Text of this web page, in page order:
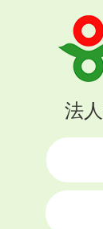
葛
城
市
法